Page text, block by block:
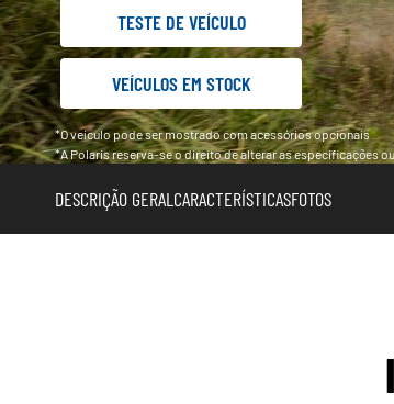
TESTE DE VEÍCULO
VEÍCULOS EM STOCK
*O veículo pode ser mostrado com acessórios opcionais
*A Polaris reserva-se o direito de alterar as especificações
DESCRIÇÃO GERAL CARACTERÍSTICASFOTOS